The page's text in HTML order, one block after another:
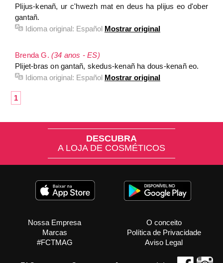
Plijus-kenañ, ur c'hwezh mat en deus ha plijus eo d'ober
gantañ.
Idioma original: Español Mostrar original
Brenda G. (34 anos - ES)
Plijet-bras on gantañ, skedus-kenañ ha dous-kenañ eo.
Idioma original: Español Mostrar original
1
DESCUBRA
A LOJA DE COSMÉTICOS
Nossa Empresa
Marcas
#FCTMAG
O conceito
Política de Privacidade
Aviso Legal